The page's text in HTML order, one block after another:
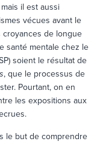
il est aussi
vécues avant le
de longue
santé mentale chez le
soient le résultat de
, que le processus de
Pourtant, on en
les expositions aux
le but de comprendre